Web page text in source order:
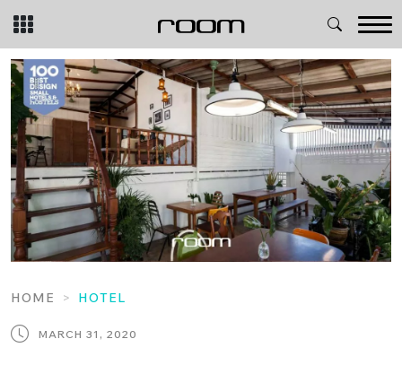
Skip
content
HOME HOTEL
MARCH 31, 2020